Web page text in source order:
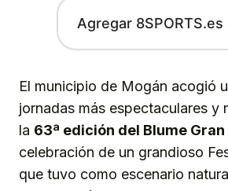
Agregar 8SPORTS.es
El municipio de Mogán acogió
jornadas más espectaculares y
la 63ª edición del Blume
celebración de un grandioso
que tuvo como escenario